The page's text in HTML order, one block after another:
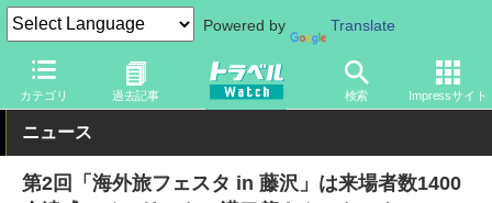
Powered by Translate
カテゴリ 過去記事 検索 Impressサイト
トラベル Watch 地域 国内旅行 関東
ニュース
第2回「海外旅フェスタ in 藤沢」は来場者数1400